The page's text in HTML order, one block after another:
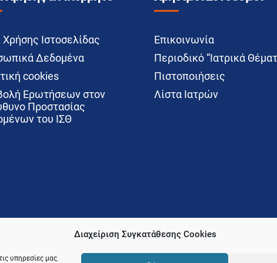
Διαχείριση Συγκατάθεσης Cookies
υπηρεσίες μας.
Χρήσης Ιστοσελίδας
Δεδομένα
cookies
Ερωτήσεων στον
Προστασίας
του ΙΣΘ
Επικοινωνία
Περιοδικό “Ιατρικά
Πιστοποιήσεις
Λίστα Ιατρών